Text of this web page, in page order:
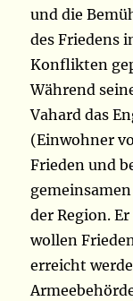
und die
des Friedens
Konflikten
Während
Vahard das
(Einwohner
Frieden und
der Region.
wollen
erreicht